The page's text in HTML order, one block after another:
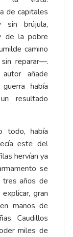
de capitales
brújula,
de la pobre
camino
reparar—.
añade
había
resultado
todo, había
este del
hervían ya
se
tres años de
gran
manos de
Caudillos
miles de